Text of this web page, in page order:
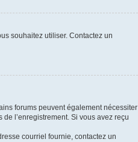
souhaitez utiliser. Contactez un
forums peuvent également nécessiter
l’enregistrement. Si vous avez reçu
courriel fournie, contactez un